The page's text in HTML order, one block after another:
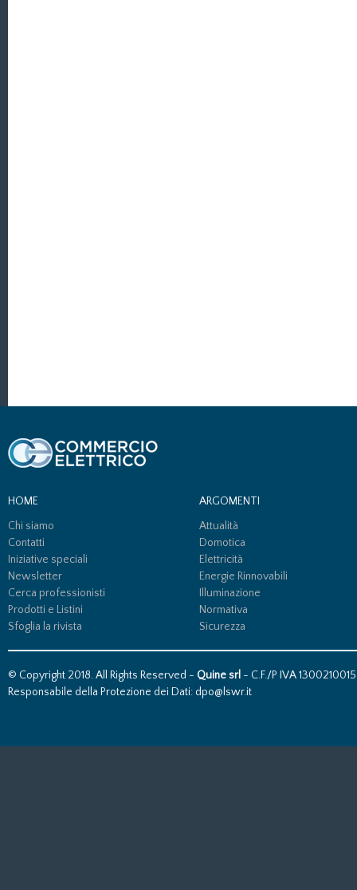
HOME
Chi siamo
Contatti
Iniziative speciali
Newsletter
Cerca professionisti
Prodotti e Listini
Sfoglia la rivista
ARGOMENTI
Attualità
Domotica
Elettricità
Energie Rinnovabili
Illuminazione
Normativa
Sicurezza
© Copyright 2018. All Rights Reserved - Quine srl - C.F./P IVA
Responsabile della Protezione dei Dati: dpo@lswr.it